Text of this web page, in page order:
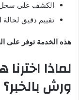
الكشف على سجل
تقييم دقيق لحالة
هذه الخدمة توفر على
لماذا
ورش بالخبر؟